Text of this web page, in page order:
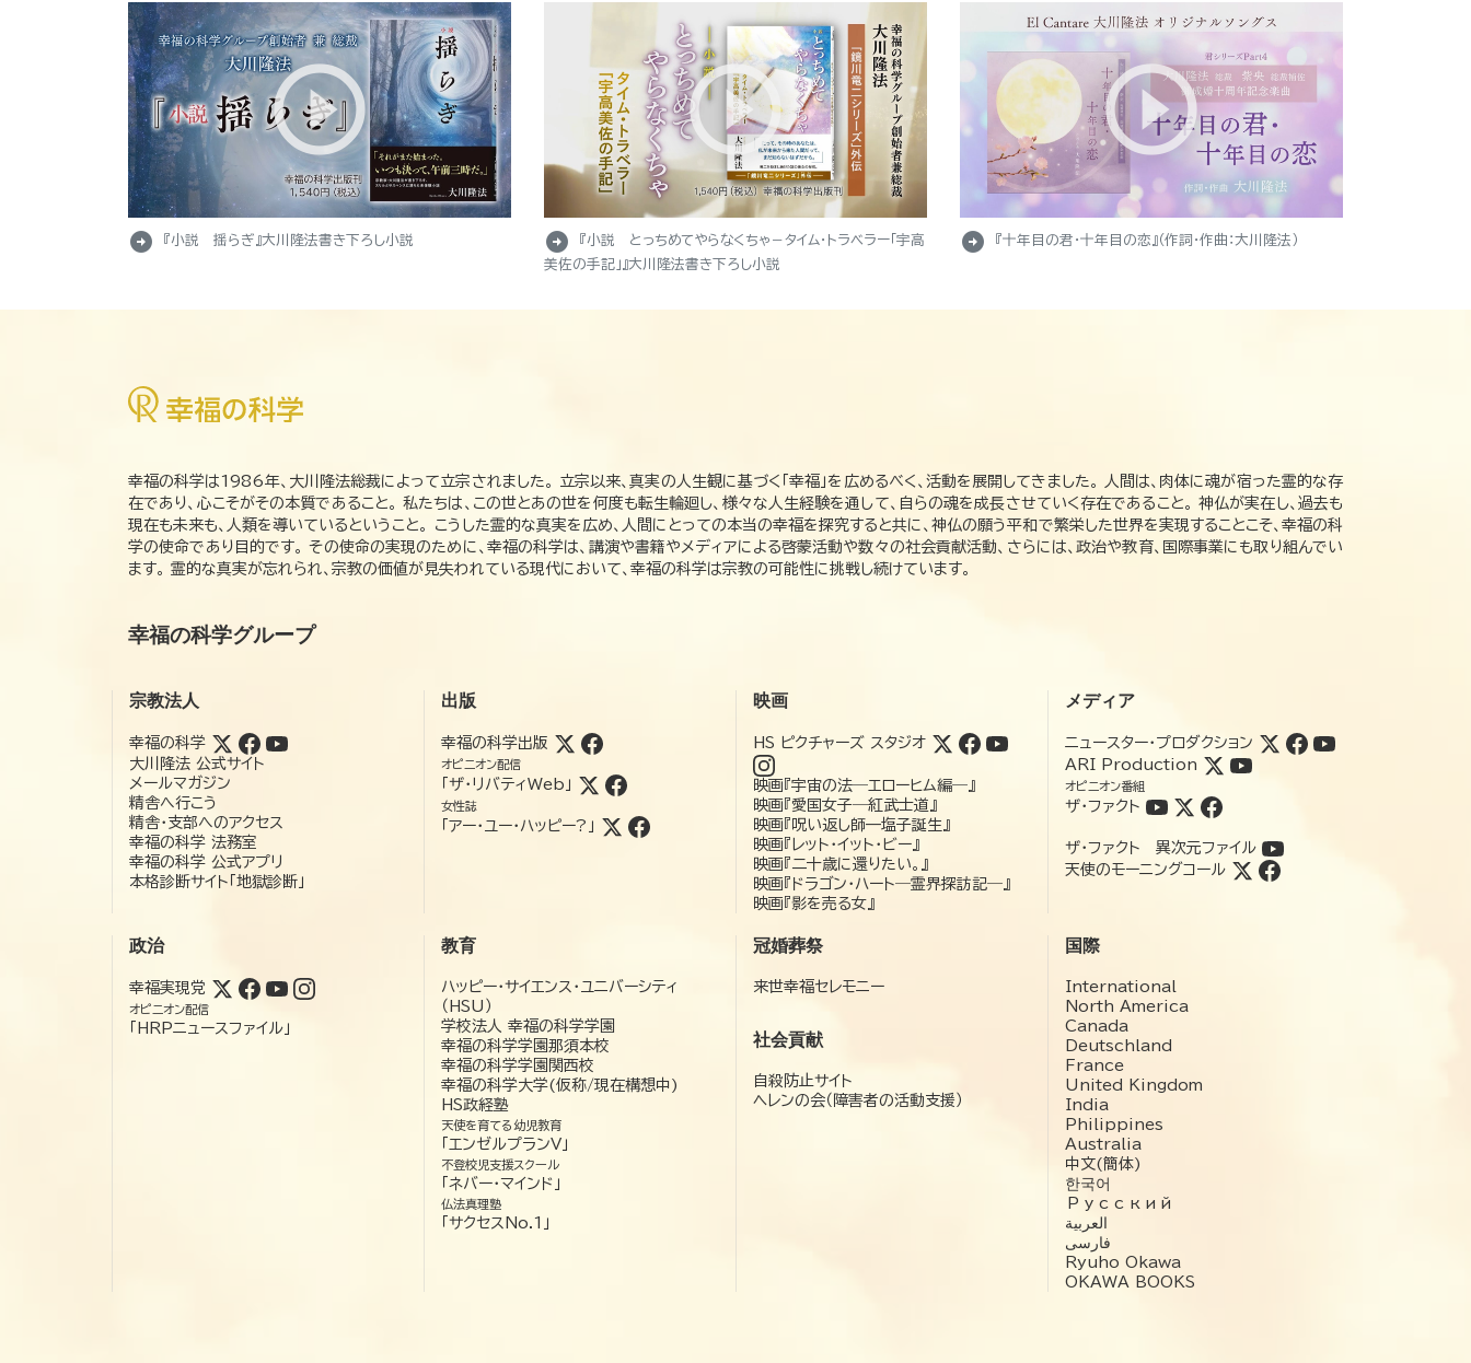
arrow_circle_right 『小説 揺らぎ』大川隆法書き下ろし小説 arrow_circle_right
『小説 とっちめてやらなくちゃ－タイム・トラベラー「宇高
美佐の手記」』大川隆法書き下ろし小説
arrow_circle_right 『十年目の君・十年目の恋』（作詞・作曲：大川隆法）
幸福の科学は1986年、大川隆法総裁によって立宗されました。 立宗以来、真実の人生観に基づく「幸福」を広めるべく、活動を展開してきました。 人間は、肉体に魂が宿った霊的な存
在であり、心こそがその本質であること。 私たちは、この世とあの世を何度も転生輪廻し、様々な人生経験を通して、自らの魂を成長させていく存在であること。 神仏が実在し、過去も
現在も未来も、人類を導いているということ。 こうした霊的な真実を広め、人間にとっての本当の幸福を探究すると共に、神仏の願う平和で繁栄した世界を実現することこそ、幸福の科
学の使命であり目的です。 その使命の実現のために、幸福の科学は、講演や書籍やメディアによる啓蒙活動や数々の社会貢献活動、さらには、政治や教育、国際事業にも取り組んでい
ます。 霊的な真実が忘れられ、宗教の価値が見失われている現代において、幸福の科学は宗教の可能性に挑戦し続けています。
幸福の科学グループ
宗教法人
幸福の科学
大川隆法 公式サイト
メールマガジン
精舎へ行こう
精舎・支部へのアクセス
幸福の科学 法務室
幸福の科学 公式アプリ
本格診断サイト「地獄診断」
出版
幸福の科学出版
オピニオン配信
「ザ・リバティWeb」
女性誌
「アー・ユー・ハッピー?」
映画
HS ピクチャーズ スタジオ
映画『宇宙の法―エローヒム編―』
映画『愛国女子―紅武士道』
映画『呪い返し師—塩子誕生』
映画『レット・イット・ビー』
映画『二十歳に還りたい。』
映画『ドラゴン・ハート―霊界探訪記―』
映画『影を売る女』
メディア
ニュースター・プロダクション
ARI Production
オピニオン番組
ザ・ファクト
ザ・ファクト 異次元ファイル
天使のモーニングコール
政治
幸福実現党
オピニオン配信
「HRPニュースファイル」
教育
ハッピー・サイエンス・ユニバーシティ
（HSU）
学校法人 幸福の科学学園
幸福の科学学園那須本校
幸福の科学学園関西校
幸福の科学大学(仮称/現在構想中)
HS政経塾
天使を育てる幼児教育
「エンゼルプランV」
不登校児支援スクール
「ネバー・マインド」
仏法真理塾
「サクセスNo.1」
冠婚葬祭
来世幸福セレモニー
社会貢献
自殺防止サイト
ヘレンの会（障害者の活動支援）
国際
International
North America
Canada
Deutschland
France
United Kingdom
India
Philippines
Australia
中文(簡体)
한국어
Русский
العربية‏
فارسی
Ryuho Okawa
OKAWA BOOKS